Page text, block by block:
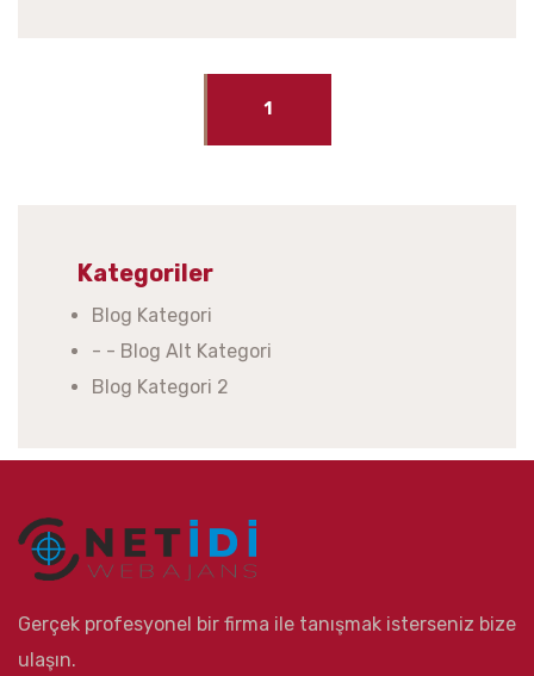
1
Kategoriler
Blog Kategori
- - Blog Alt Kategori
Blog Kategori 2
Gerçek profesyonel bir firma ile tanışmak isterseniz bize
ulaşın.